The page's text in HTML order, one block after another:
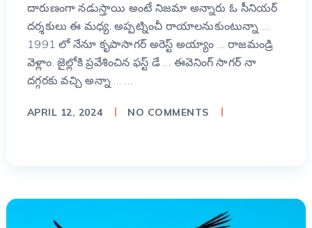
దారుణంగా న‌డుస్తాయి అంటే నిజ‌మా అన్నారు ఓ సీనియ‌ర్
ద‌ర్శ‌కులు ఈ మ‌ధ్య‌. అప్ప‌ట్నించీ రాయాల‌నుకుంటున్నా …
1991 లో నేనూ కృపాసాగ‌ర్ అరెస్ట్ అయ్యాం … రాజ‌మండ్రి
వెళ్లాం. జైల్లోకి ప్ర‌వేశించిన ఫ‌స్ట్ డే … ఈవెనింగ్ సాగ‌ర్ నా
ద‌గ్గ‌ర‌కు వ‌చ్చి అన్నా … …
APRIL 12, 2024 NO COMMENTS